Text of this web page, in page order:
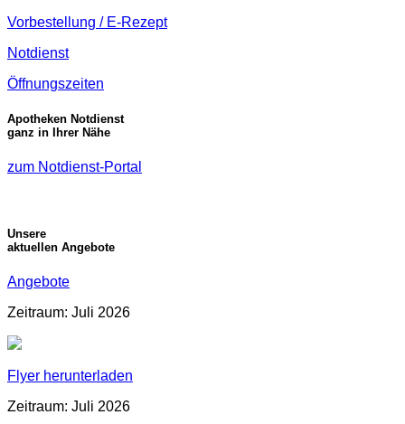
Vorbestellung / E-Rezept
Notdienst
Öffnungszeiten
Apotheken Notdienst
ganz in Ihrer Nähe
zum Notdienst-Portal
Unsere
aktuellen Angebote
Angebote
Zeitraum: Juli 2026
Flyer herunterladen
Zeitraum: Juli 2026